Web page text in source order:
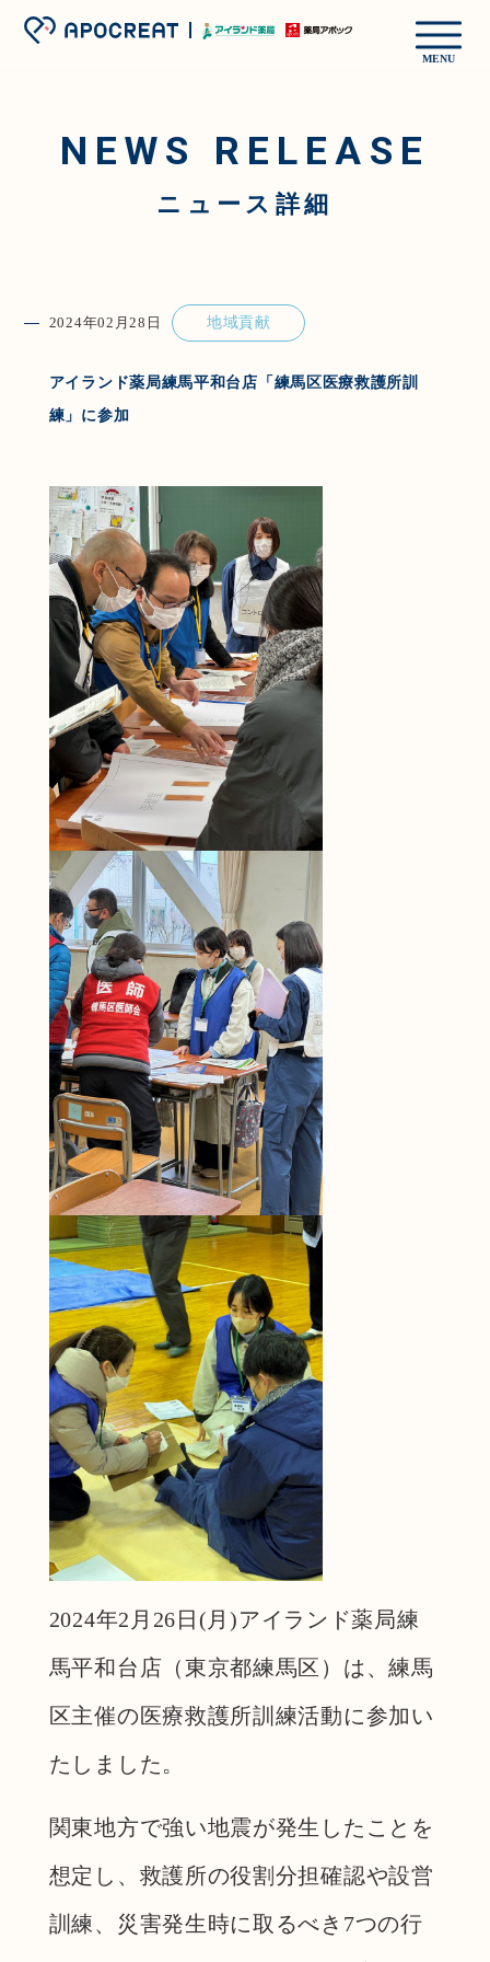
MENU
NEWS RELEASE
ニュース詳細
2024年02月28日 地域貢献
アイランド薬局練馬平和台店「練馬区医療救護所訓
練」に参加
2024年2月26日(月)アイランド薬局練
馬平和台店（東京都練馬区）は、練馬
区主催の医療救護所訓練活動に参加い
たしました。
関東地方で強い地震が発生したことを
想定し、救護所の役割分担確認や設営
訓練、災害発生時に取るべき7つの行